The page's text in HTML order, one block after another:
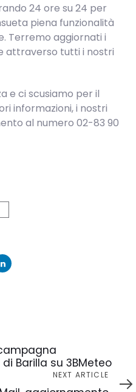
24 ore su 24 per
piena funzionalità
Terremo aggiornati i
attraverso tutti i nostri
e ci scusiamo per il
informazioni, i nostri
al numero 02-83 90
Barilla su 3BMeteo
NEXT ARTICLE